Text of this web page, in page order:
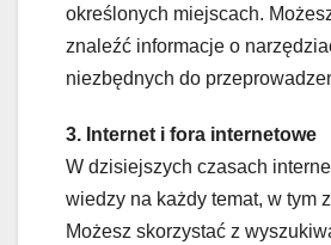
określonych miejscach.
znaleźć informacje o
niezbędnych do
3. Internet i fora internetowe
W dzisiejszych czasach
wiedzy na każdy temat, w tym
Możesz skorzystać z